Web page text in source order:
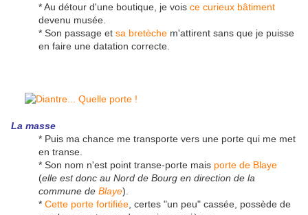
* Au détour d'une boutique, je vois ce curieux bâtiment
devenu musée.
* Son passage et sa bretèche m'attirent sans que je puisse
en faire une datation correcte.
La masse
* Puis ma chance me transporte vers une porte qui me met
en transe.
* Son nom n'est point transe-porte mais porte de Blaye
(elle est donc au Nord de Bourg en direction de la
commune de Blaye).
* Cette porte fortifiée , certes "un peu" cassée, possède de